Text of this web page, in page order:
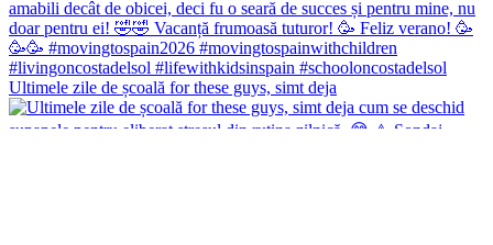
Ultimele zile de școală for these guys, simt deja